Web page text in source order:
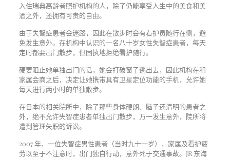
入住瑞典高龄者照护机构的人，除了仍能享受人生中的美食和美
酒之外，还拥有可贵的自由。
由于失智症患者会迷路，因此在散步时会有看护员随行在侧，避
免发生意外。在机构中认识的一名八十岁女性失智症患者，每天
定时都要出门散步，但固执地拒绝看护随行。
硬要阻止她单独出门的话，她会打破窗子逃出去，因此机构在和
家属会商之后，决定让她携带具有卫星定位功能的手机，允许她
每天进行两小时的单独散步。
在日本的相关院所中，除了那些身体硬朗、脑子还清明的患者之
外，绝不允许失智症患者单独出门散步，万一发生意外，院所将
遭到管理失职的诉讼。
2007 年，一位失智症男性患者（当时九十一岁），家属及看护疲
劳以至于不注意时，出门独自行动，意外死于交通事故。JR 东海